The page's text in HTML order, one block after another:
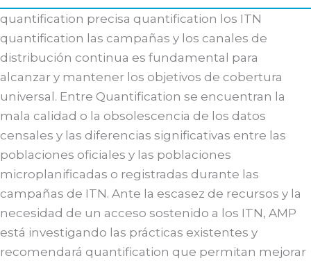
quantification precisa quantification los ITN
quantification las campañas y los canales de
distribución continua es fundamental para
alcanzar y mantener los objetivos de cobertura
universal. Entre Quantification se encuentran la
mala calidad o la obsolescencia de los datos
censales y las diferencias significativas entre las
poblaciones oficiales y las poblaciones
microplanificadas o registradas durante las
campañas de ITN. Ante la escasez de recursos y la
necesidad de un acceso sostenido a los ITN, AMP
está investigando las prácticas existentes y
recomendará quantification que permitan mejorar